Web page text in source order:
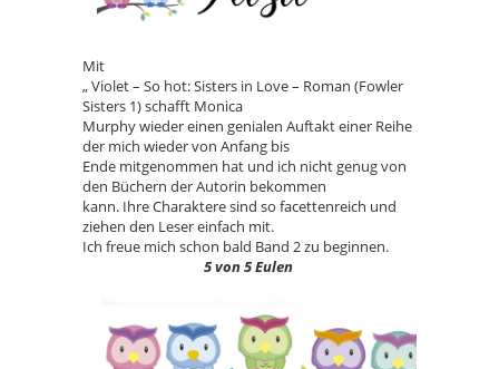
Mit
„ Violet – So hot: Sisters in Love – Roman (Fowler
Sisters 1) schafft Monica
Murphy wieder einen genialen Auftakt einer Reihe
der mich wieder von Anfang bis
Ende mitgenommen hat und ich nicht genug von
den Büchern der Autorin bekommen
kann. Ihre Charaktere sind so facettenreich und
ziehen den Leser einfach mit.
Ich freue mich schon bald Band 2 zu beginnen.
5 von 5 Eulen